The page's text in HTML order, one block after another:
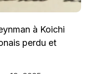
à Koichi
perdu et